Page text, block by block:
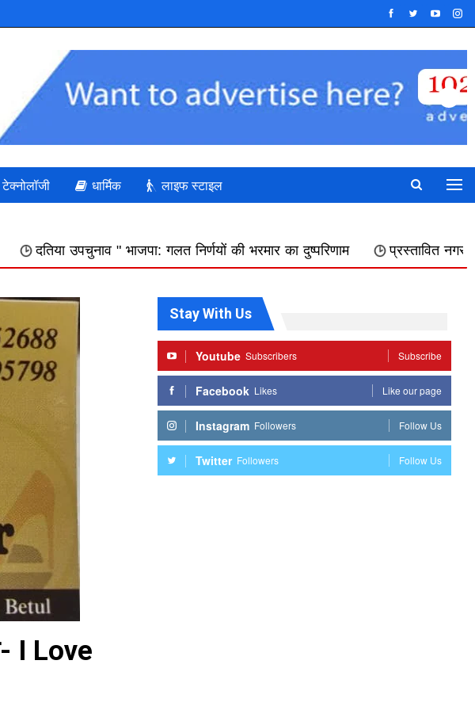
टेक्नोलॉजी धार्मिक लाइफ स्टाइल
" भाजपा: गलत निर्णयों की भरमार का दुष्परिणाम प्रस्तावित नगर निगम में शामिल
I Love
Stay With Us
Youtube Subscribers Subscribe
Facebook Likes Like our page
Instagram Followers Follow Us
Twitter Followers Follow Us